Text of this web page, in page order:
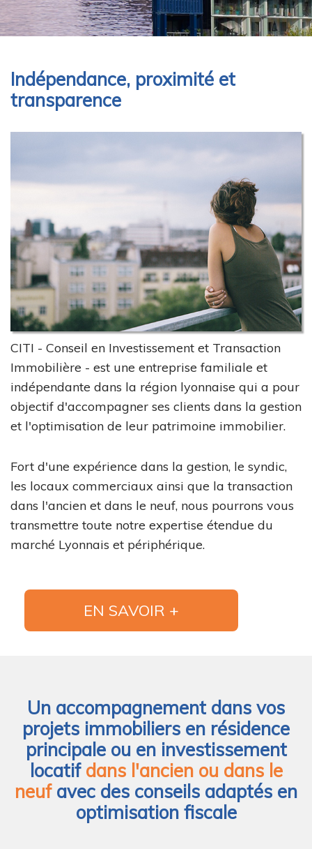
Indépendance, proximité et
transparence
CITI - Conseil en Investissement et Transaction
Immobilière - est une entreprise familiale et
indépendante dans la région lyonnaise qui a pour
objectif d'accompagner ses clients dans la gestion
et l'optimisation de leur patrimoine immobilier.
Fort d'une expérience dans la gestion, le syndic,
les locaux commerciaux ainsi que la transaction
dans l'ancien et dans le neuf, nous pourrons vous
transmettre toute notre expertise étendue du
marché Lyonnais et périphérique.
EN SAVOIR +
Un accompagnement dans vos
projets immobiliers en résidence
principale ou en investissement
locatif dans l'ancien ou dans le
neufavec des conseils adaptés en
optimisation fiscale